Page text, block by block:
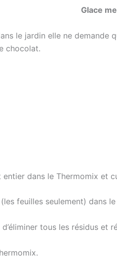
Glace
le jardin elle ne demande
chocolat.
dans le Thermomix et
feuilles seulement) dans
tous les résidus et